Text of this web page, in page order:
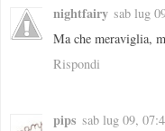
nightfairy sab lug
Ma che meraviglia,
Rispondi
pips sab lug 09,